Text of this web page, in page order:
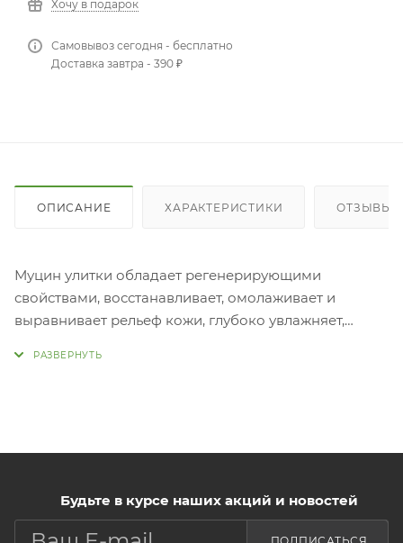
Хочу в подарок
Самовывоз сегодня - бесплатно
Доставка завтра - 390 ₽
ОПИСАНИЕ ХАРАКТЕРИСТИКИ ОТЗЫВЫ
Муцин улитки обладает регенерирующими
свойствами, восстанавливает, омолаживает и
выравнивает рельеф кожи, глубоко увлажняет,
клеток, положительно влияет на синтез коллагена,
увлажняет. Еще один мощный антивозрастной
компонент - аденозин, он стимулирует выработку
Будьте в курсе наших акций и новостей